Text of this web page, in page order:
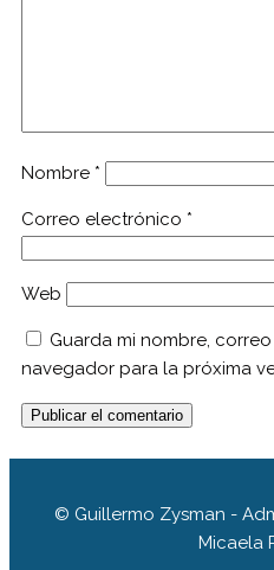
Nombre *
Correo electrónico *
Web
Guarda mi nombre,
navegador para la próxima
© Guillermo Zysman -
Micaela